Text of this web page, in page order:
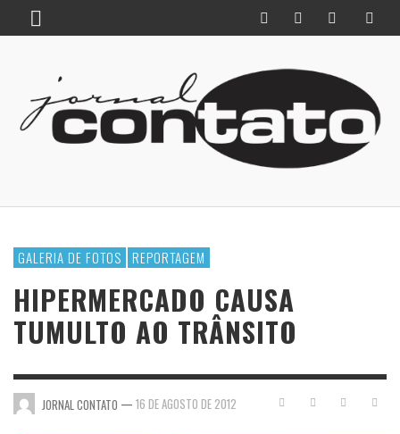
GALERIA DE FOTOS REPORTAGEM
HIPERMERCADO CAUSA
TUMULTO AO TRÂNSITO
JORNAL CONTATO — 16 DE AGOSTO DE 2012